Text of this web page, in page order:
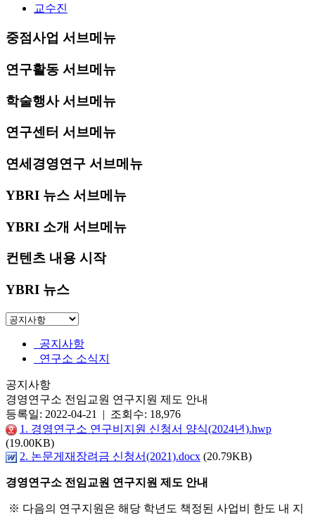
교수진
중점사업 서브메뉴
연구활동 서브메뉴
학술행사 서브메뉴
연구센터 서브메뉴
연세경영연구 서브메뉴
YBRI 뉴스 서브메뉴
YBRI 소개 서브메뉴
컨텐츠 내용 시작
YBRI 뉴스
공지사항
연구소 소식지
공지사항
경영연구소 전임교원 연구지원 제도 안내
등록일: 2022-04-21 | 조회수: 18,976
1. 경영연구소 연구비지원 신청서 양식(2024년).hwp
(19.00KB)
2. 논문게재장려금 신청서(2021).docx (20.79KB)
경영연구소 전임교원 연구지원 제도 안내
※ 다음의 연구지원은 해당 학년도 책정된 사업비 한도 내 지